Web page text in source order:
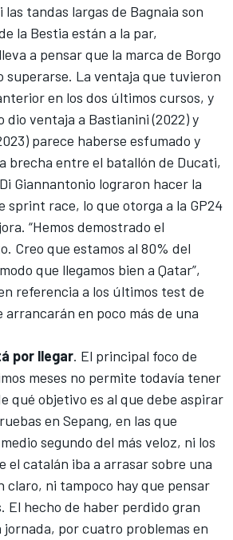
tandas largas de Bagnaia son
la Bestia están a la par,
a pensar que la marca de Borgo
superarse. La ventaja que tuvieron
en los dos últimos cursos, y
dio ventaja a Bastianini (2022) y
parece haberse esfumado y
brecha entre el batallón de Ducati,
Giannantonio lograron hacer la
sprint race, lo que otorga a la GP24
“Hemos demostrado el
Creo que estamos al 80% del
que llegamos bien a Qatar”,
referencia a los últimos test de
en poco más de una
por llegar. El principal foco de
meses no permite todavía tener
qué objetivo es al que debe aspirar
en Sepang, en las que
segundo del más veloz, ni los
el catalán iba a arrasar sobre una
claro, ni tampoco hay que pensar
El hecho de haber perdido gran
por cuatro problemas en